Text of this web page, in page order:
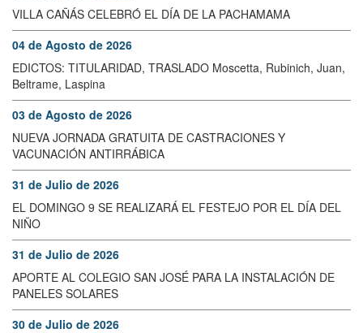
VILLA CAÑÁS CELEBRÓ EL DÍA DE LA PACHAMAMA
04 de Agosto de 2026
EDICTOS: TITULARIDAD, TRASLADO Moscetta, Rubinich, Juan,
Beltrame, Laspina
03 de Agosto de 2026
NUEVA JORNADA GRATUITA DE CASTRACIONES Y
VACUNACIÓN ANTIRRÁBICA
31 de Julio de 2026
EL DOMINGO 9 SE REALIZARÁ EL FESTEJO POR EL DÍA DEL
NIÑO
31 de Julio de 2026
APORTE AL COLEGIO SAN JOSÉ PARA LA INSTALACIÓN DE
PANELES SOLARES
30 de Julio de 2026